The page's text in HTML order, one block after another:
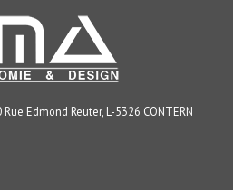
Edmond Reuter, L-5326 CONTERN